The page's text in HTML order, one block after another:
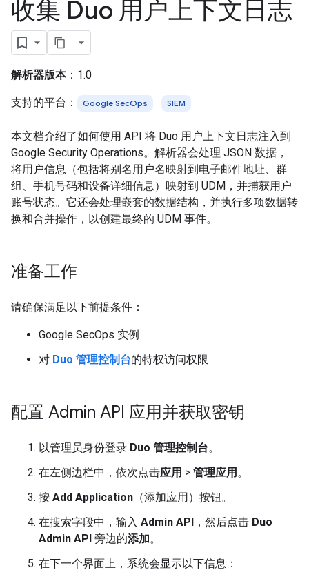
收集 Duo 用户上下文日志
解析器版本：1.0
支持的平台： Google SecOps SIEM
本文档介绍了如何使用 API 将 Duo 用户上下文日志注入到
Google Security Operations。解析器会处理 JSON 数据，
将用户信息（包括将别名用户名映射到电子邮件地址、群
组、手机号码和设备详细信息）映射到 UDM，并捕获用户
账号状态。它还会处理嵌套的数据结构，并执行多项数据转
换和合并操作，以创建最终的 UDM 事件。
准备工作
请确保满足以下前提条件：
Google SecOps 实例
对 Duo 管理控制台的特权访问权限
配置 Admin API 应用并获取密钥
以管理员身份登录 Duo 管理控制台。
在左侧边栏中，依次点击应用 > 管理应用 。
按 Add Application （添加应用）按钮。
在搜索字段中，输入 Admin API ，然后点击 Duo
Admin API 旁边的添加。
在下一个界面上，系统会显示以下信息：